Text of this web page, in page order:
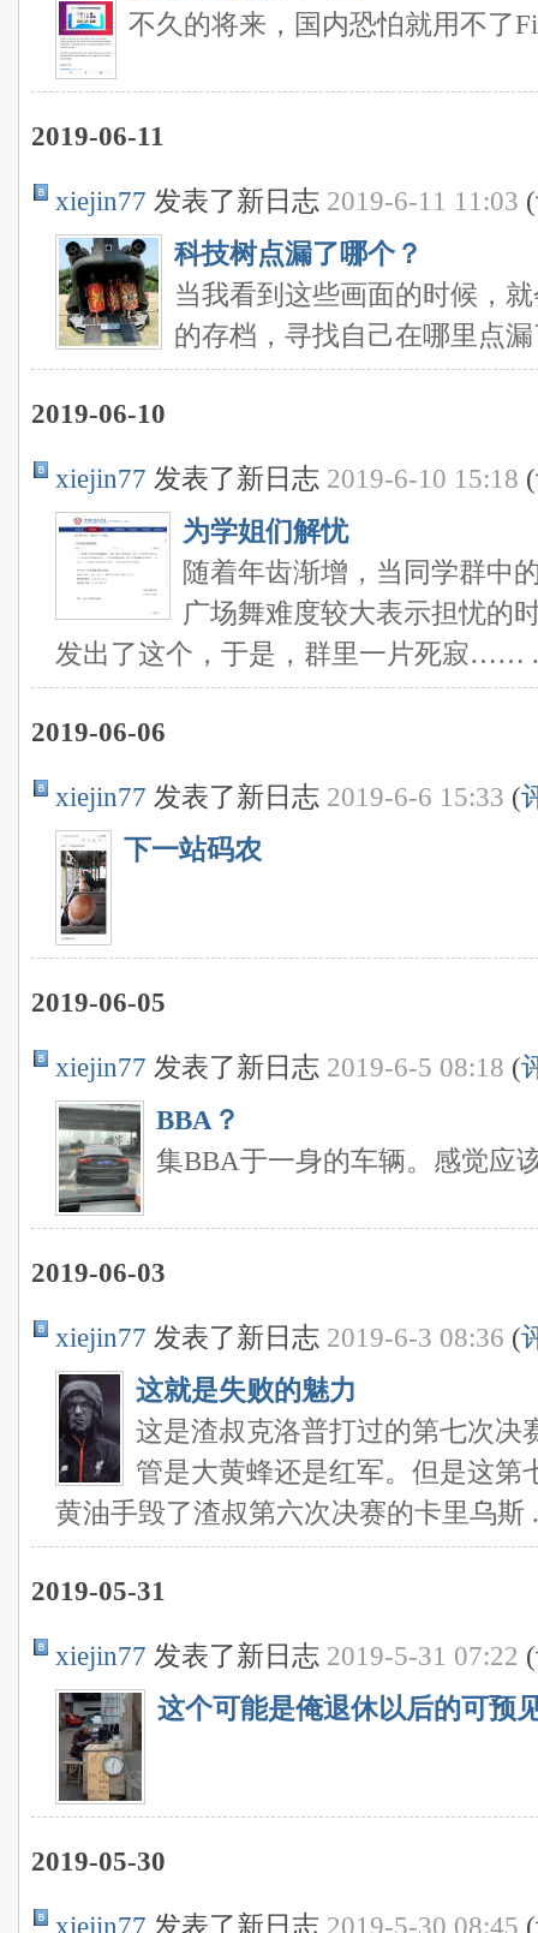
不久的将来，国内恐怕就用不了
2019-06-11
xiejin77 发表了新日志 2019-6-11 11:03 (
科技树点漏了哪个？
当我看到这些画面的时候，
的存档，寻找自己在哪里点
2019-06-10
xiejin77 发表了新日志 2019-6-10 15:18 (
为学姐们解忧
随着年齿渐增，当同学群中
广场舞难度较大表示担忧的
发出了这个，于是，群里一片死寂……
2019-06-06
xiejin77 发表了新日志 2019-6-6 15:33 (
下一站码农
2019-06-05
xiejin77 发表了新日志 2019-6-5 08:18 (
BBA？
集BBA于一身的车辆。感觉应
2019-06-03
xiejin77 发表了新日志 2019-6-3 08:36 (
这就是失败的魅力
这是渣叔克洛普打过的第七次决
管是大黄蜂还是红军。但是这
黄油手毁了渣叔第六次决赛的卡里乌斯
2019-05-31
xiejin77 发表了新日志 2019-5-31 07:22 (
这个可能是俺退休以后的可预
2019-05-30
xiejin77 发表了新日志 2019-5-30 08:45 (